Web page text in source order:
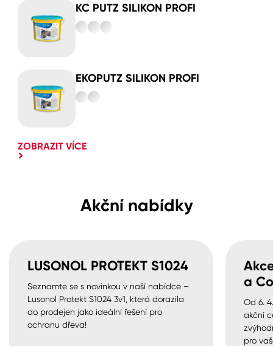
KC PUTZ SILIKON PROFI
EKOPUTZ SILIKON PROFI
ZOBRAZIT VÍCE
Akční nabídky
LUSONOL PROTEKT S1024
Seznamte se s novinkou v naší nabídce –
Lusonol Protekt S1024 3v1, která dorazila
do prodejen jako ideální řešení pro
ochranu dřeva!
a
Od 6.
akční
pro